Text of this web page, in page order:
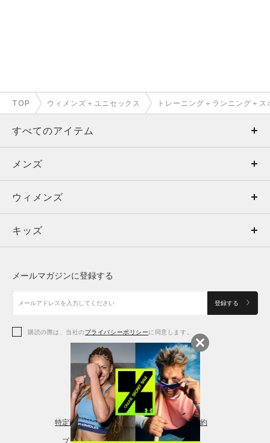
TOP ウィメンズ＋ユニセックス トレーニング＋ランニング＋
すべてのアイテム
メンズ
ウィメンズ
キッズ
アクセサリー
メンズ
トップス
ボトムス
アクセサリー
ウィメンズ
トップス
シューズ
アクセサリー
レギンス＆タイツ
キッズ
シューズ
メールマガジンに登録する
登録する
購読の際は、当社のプライバシーポリシーに同意します。
特定商取引法に基づく通販の表記 会員規約
プライバシーポリシー